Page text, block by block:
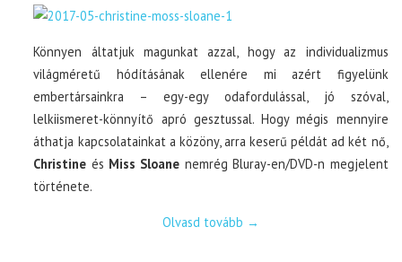
Könnyen áltatjuk magunkat azzal, hogy az individualizmus
világméretű hódításának ellenére mi azért figyelünk
embertársainkra – egy-egy odafordulással, jó szóval,
lelkiismeret-könnyítő apró gesztussal. Hogy mégis mennyire
áthatja kapcsolatainkat a közöny, arra keserű példát ad két nő,
Christine és Miss Sloane nemrég Bluray-en/DVD-n megjelent
története.
Olvasd tovább →